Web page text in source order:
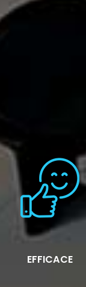
EFFICACE